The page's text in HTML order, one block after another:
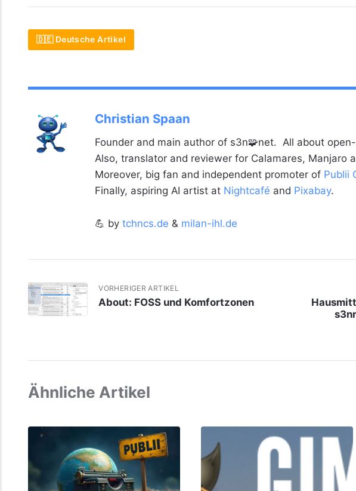
🇩🇪 Deutsche Artikel
Christian Spaan
Founder and main author of s3n🧩net. All about
Also, translator and reviewer for Calamares, Manjaro
Moreover, big fan and independent promoter of Publii
Finally, aspiring AI artist at Nightcafé and Pixabay.
💪 by tchncs.de & milan-ihl.de
VORHERIGER ARTIKEL
About: FOSS und Komfortzonen
Ähnliche Artikel